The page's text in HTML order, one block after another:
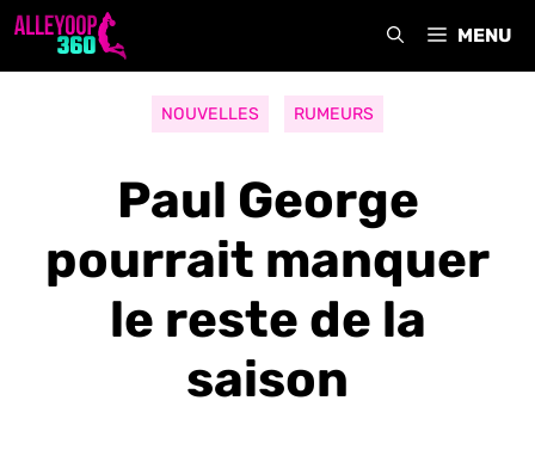
Aller
MENU
NOUVELLES RUMEURS
Paul George
pourrait manquer
le reste de la
saison